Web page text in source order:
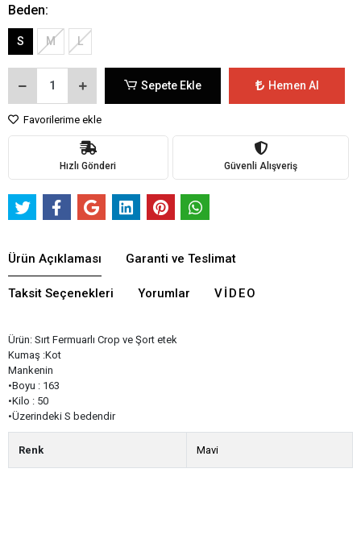
Beden:
S M L
Sepete Ekle Hemen Al
Favorilerime ekle
Hızlı Gönderi Güvenli Alışveriş
Ürün Açıklaması Garanti ve Teslimat
Taksit Seçenekleri Yorumlar VIDEO
Ürün: Sırt Fermuarlı Crop ve Şort etek
Kumaş :Kot
Mankenin
•Boyu : 163
•Kilo : 50
•Üzerindeki S bedendir
Renk Mavi